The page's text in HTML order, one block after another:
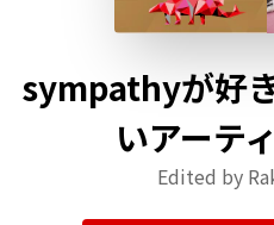
sympathyが好
いアーテ
Edited by